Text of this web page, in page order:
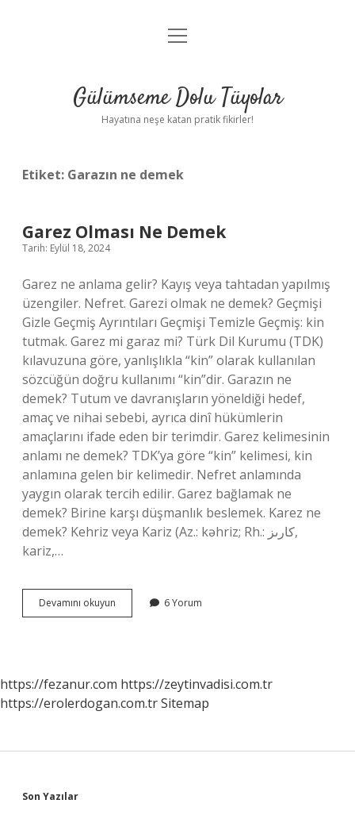
Anasayfa
Yasal Uyarı
menüyü
Gülümseme Dolu Tüyolar
Hayatına neşe katan pratik fikirler!
Etiket: Garazın ne demek
Garez Olması Ne Demek
Tarih: Eylül 18, 2024
Garez ne anlama gelir? Kayış veya tahtadan yapılmış
üzengiler. Nefret. Garezi olmak ne demek? Geçmişi
Gizle Geçmiş Ayrıntıları Geçmişi Temizle Geçmiş: kin
tutmak. Garez mi garaz mi? Türk Dil Kurumu (TDK)
kılavuzuna göre, yanlışlıkla “kin” olarak kullanılan
sözcüğün doğru kullanımı “kin”dir. Garazın ne
demek? Tutum ve davranışların yöneldiği hedef,
amaç ve nihai sebebi, ayrıca dinî hükümlerin
amaçlarını ifade eden bir terimdir. Garez kelimesinin
anlamı ne demek? TDK’ya göre “kin” kelimesi, kin
anlamına gelen bir kelimedir. Nefret anlamında
yaygın olarak tercih edilir. Garez bağlamak ne
demek? Birine karşı düşmanlık beslemek. Karez ne
demek? Kehriz veya Kariz (Az.: kəhriz; Rh.: كارىز,
kariz,…
Devamını okuyun
Olması
6 Yorum
https://fezanur.com https://zeytinvadisi.com.tr
https://erolerdogan.com.trSitemap
Son Yazılar